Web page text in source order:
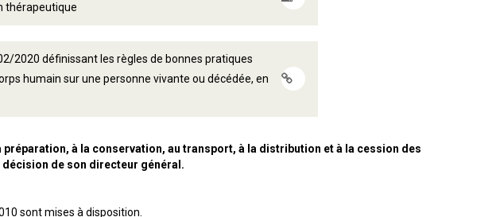
thérapeutique
2020 définissant les règles de bonnes pratiques
humain sur une personne vivante ou décédée, en
à la conservation, au transport, à la distribution et à la cession des
de son directeur général.
sont mises à disposition.